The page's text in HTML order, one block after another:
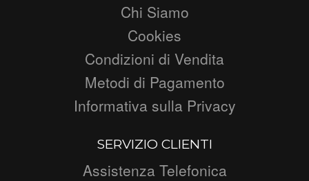
Chi Siamo
Cookies
Condizioni di Vendita
Metodi di Pagamento
Informativa sulla Privacy
SERVIZIO CLIENTI
Assistenza Telefonica